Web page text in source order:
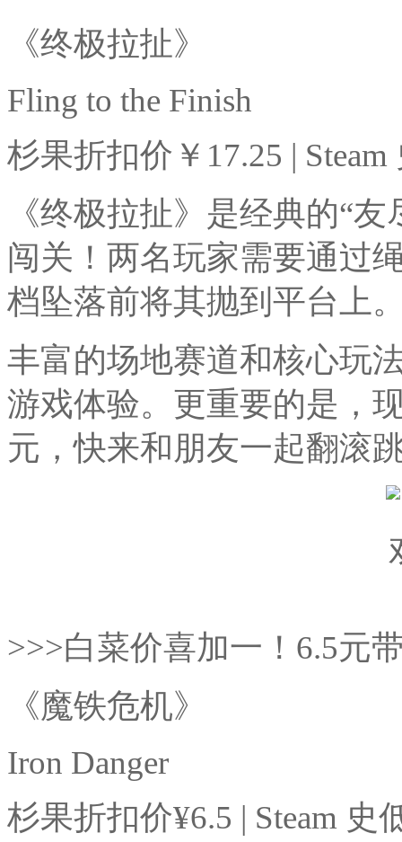
《终极拉扯》
Fling to the Finish
杉果折扣价￥17.25 |
《终极拉扯》是经典的“
闯关！两名玩家需要通过
档坠落前将其抛到平台上
丰富的场地赛道和核心玩
游戏体验。更重要的是，
元，快来和朋友一起翻滚
>>>白菜价喜加一！6.5元
《魔铁危机》
Iron Danger
杉果折扣价¥6.5 | Steam 史